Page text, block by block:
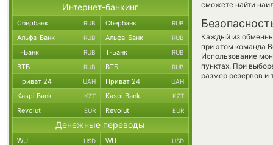
сможете найти
Каждый из
при этом команда
Использование
пунктах. При
размер резервов и
Интернет-банкинг
Сбербанк RUB Сбербанк RUB
Альфа-Банк RUB Альфа-Банк RUB
Т-Банк RUB Т-Банк RUB
ВТБ RUB ВТБ RUB
Приват 24 UAH Приват 24 UAH
Kaspi Bank KZT Kaspi Bank KZT
Revolut EUR Revolut EUR
Денежные переводы
WU USD WU USD